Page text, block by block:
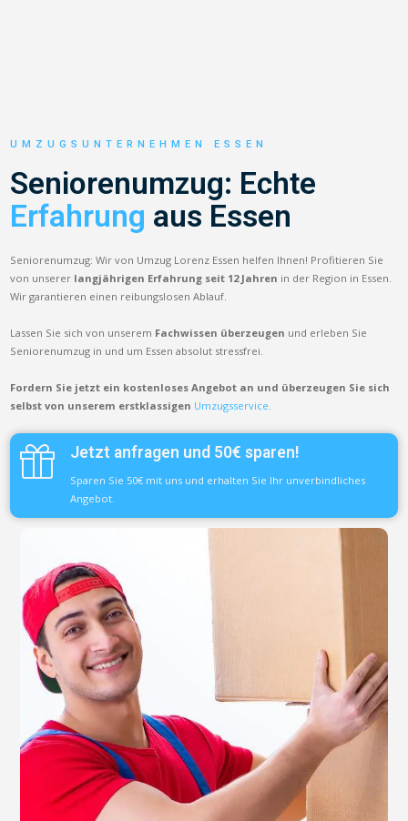
UMZUGSUNTERNEHMEN ESSEN
Seniorenumzug: Echte
Erfahrung aus Essen
Seniorenumzug: Wir von Umzug Lorenz Essen helfen Ihnen! Profitieren Sie
von unserer langjährigen Erfahrung seit 12 Jahren in der Region in Essen.
Wir garantieren einen reibungslosen Ablauf.
Lassen Sie sich von unserem Fachwissen überzeugen und erleben Sie
Seniorenumzug in und um Essen absolut stressfrei.
Fordern Sie jetzt ein kostenloses Angebot an und überzeugen Sie sich
selbst von unserem erstklassigen Umzugsservice.
Jetzt anfragen und 50€ sparen!
Sparen Sie 50€ mit uns und erhalten Sie Ihr unverbindliches
Angebot.